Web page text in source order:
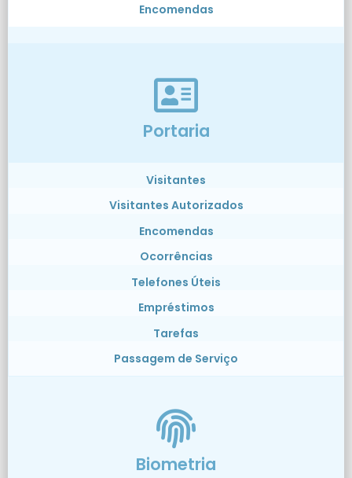
Encomendas
Portaria
Visitantes
Visitantes Autorizados
Encomendas
Ocorrências
Telefones Úteis
Empréstimos
Tarefas
Passagem de Serviço
Biometria